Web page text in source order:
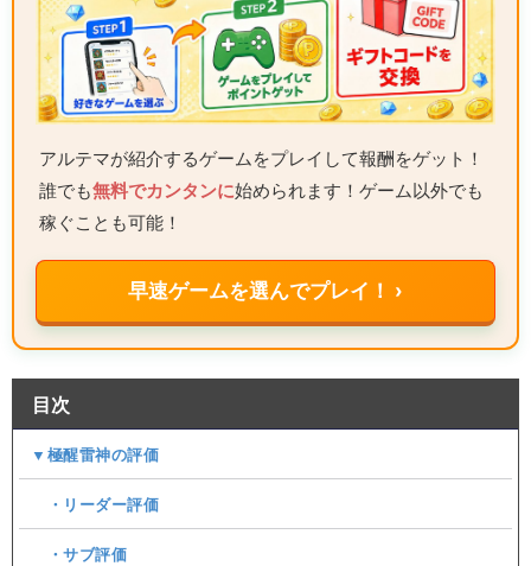
アルテマが紹介するゲームをプレイして報酬をゲット！
誰でも無料でカンタンに始められます！ゲーム以外でも
稼ぐことも可能！
早速ゲームを選んでプレイ！ ›
目次
▼極醒雷神の評価
・リーダー評価
・サブ評価